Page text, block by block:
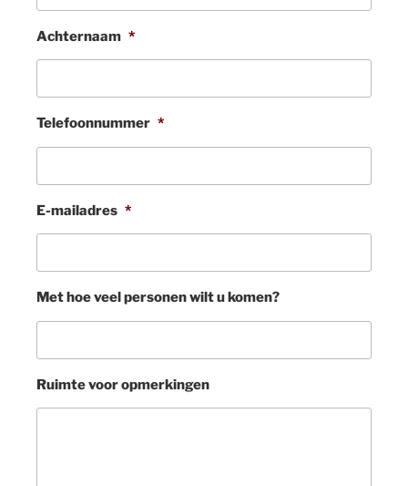
Achternaam *
Telefoonnummer *
E-mailadres *
Met hoe veel personen wilt u komen?
Ruimte voor opmerkingen